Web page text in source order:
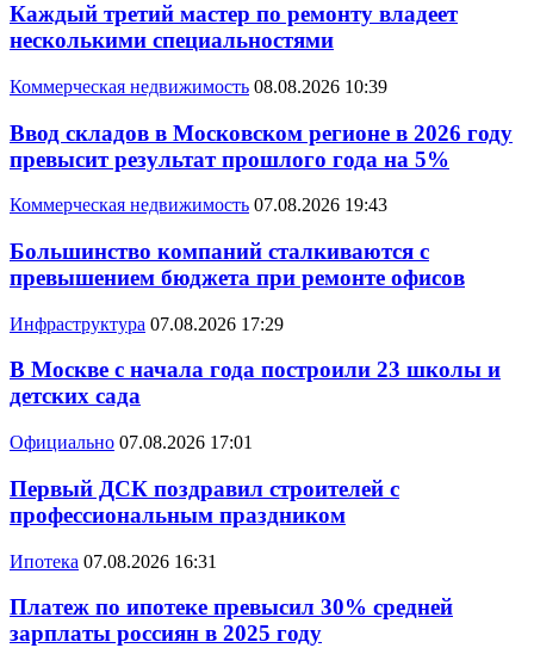
Каждый третий мастер по ремонту владеет
несколькими специальностями
Коммерческая недвижимость 08.08.2026 10:39
Ввод складов в Московском регионе в 2026 году
превысит результат прошлого года на 5%
Коммерческая недвижимость 07.08.2026 19:43
Большинство компаний сталкиваются с
превышением бюджета при ремонте офисов
Инфраструктура 07.08.2026 17:29
В Москве с начала года построили 23 школы и
детских сада
Официально 07.08.2026 17:01
Первый ДСК поздравил строителей с
профессиональным праздником
Ипотека 07.08.2026 16:31
Платеж по ипотеке превысил 30% средней
зарплаты россиян в 2025 году